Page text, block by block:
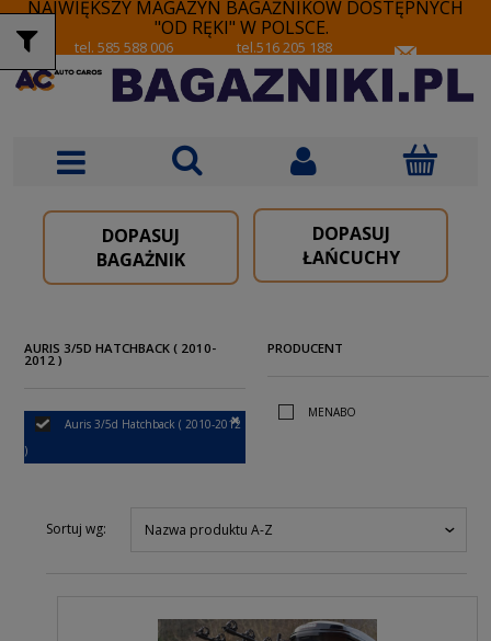
NAJWIĘKSZY MAGAZYN BAGAŻNIKÓW DOSTĘPNYCH
"OD RĘKI" W POLSCE.
tel. 585 588 006 tel.516 205 188
DOPASUJ
BAGAŻNIK
DOPASUJ
ŁAŃCUCHY
AURIS 3/5D HATCHBACK ( 2010-
2012 )
Auris 3/5d Hatchback ( 2010-2012
)
PRODUCENT
MENABO
Sortuj wg: Nazwa produktu A-Z